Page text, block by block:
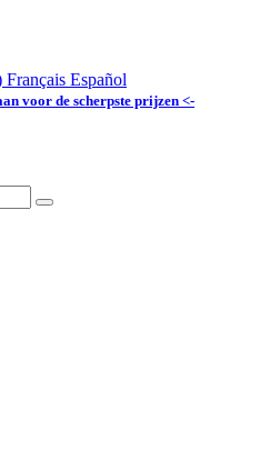
Français Español
voor de scherpste prijzen <-